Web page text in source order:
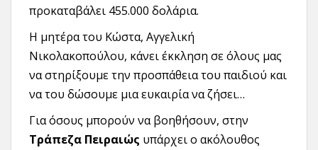
προκαταβάλει 455.000 δολάρια.
Η μητέρα του Κώστα, Αγγελική
Νικολακοπούλου, κάνει έκκληση σε όλους μας
να στηρίξουμε την προσπάθεια του παιδιού και
να του δώσουμε μια ευκαιρία να ζήσει…
Για όσους μπορούν να βοηθήσουν, στην
Τράπεζα Πειραιώς υπάρχει ο ακόλουθος